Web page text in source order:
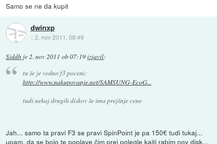
Samo se ne da kupit
dwinxp
::2. nov 2011, 08:49
Siddh je2. nov 2011 ob 07:19izjavil:
tu še je vedno f3 poceni:
http://www.nakupovanje.net/SAMSUNG-EcoG...
tudi nekaj drugih diskov še ima prejšnje cene
Jah... samo ta pravi F3 se pravi SpinPoint je pa 150€ tudi tukaj...
upam, da se bojo te poplave čim prej polegle kajti rabim nov disk...